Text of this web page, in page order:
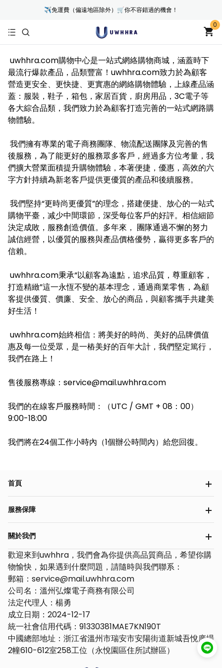
✈免運費（偏遠地區除外）🛒你不容錯過的機會！
0
uwhhra.com購物中心是一站式網絡購物商城，涵蓋時下
最流行爆款產品，品類豐富！uwhhra.com致力於為顧客
營造更安全、更快捷、更實惠的網絡購物體驗，上線產品涵
蓋：服裝，鞋子，箱包，家居百貨，廚房用品，3C電子等
各大綜合品類，我們致力於為顧客打造完善的一站式網路購
物體驗。
我們擁有專業的電子商務團隊、物流配送團隊及完善的售
後服務，為了能更好的服務眾多客戶，經過多方位考量，我
們擴大營業面積提升購物體驗，本著便捷，優惠，高效的六
字方針持續為新老客戶提供更優質的產品和後續服務。
我們堅持“更時尚更優質”的理念，搭建便捷、放心的一站式
購物平臺，减少中間環節，深受每位客戶的好評。相信細節
決定成敗，服務創造價值。多年來， 團隊通過不懈的努力
誠信經營，以優質的服務與產品價格優勢，贏得更多客戶的
信賴。
uwhhra.com秉承“以顧客為遠點，追求品質，尊重顧客，
打造精緻”這一永恆不變的基本理念，通過商業零售，為顧
客提供優質、價廉、安全、放心的商品，與顧客攜手共建美
好生活！
uwhhra.com始終相信：將美好的時尚、美好的品牌價值
惠及每一位受眾，是一樁美好的百年大計，我們堅定篤行，
我們在路上！
售後服務專線：service@mail.uwhhra.com
我們的在線客戶服務時間：（UTC / GMT + 08：00）
9:00-18:00
我們將在24個工作小時內（1個辦公時間內）給您回復。
首頁
服務保障
關於我們
歡迎來到uwhhra，我們會為你提供高品質商品，希望你購
物愉快，如果遇到什麼問題，請隨時與我們聯系：
郵箱：service@mail.uwhhra.com
公司名：溫州弘燦電子商務有限公司
法定代理人：楊勇
成立日期：2024-12-17
統一社會信用代碼：91330381MAE7KN190T
中國總部地址：浙江省溫州市瑞安市安陽街道新城吾悅廣場
2幢610-612室258工位（永悅園區住所試辦區）